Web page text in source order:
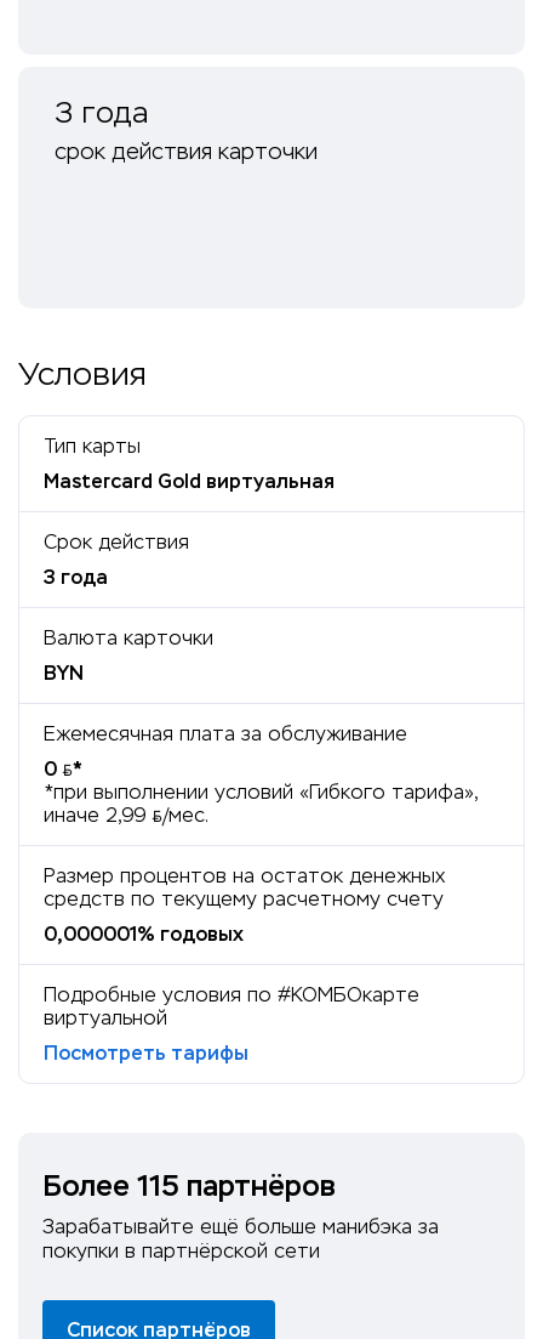
3 года
срок действия карточки
Условия
Тип карты
Mastercard Gold виртуальная
Срок действия
3 года
Валюта карточки
BYN
Ежемесячная плата за обслуживание
0 BYN*
*при выполнении условий «Гибкого тарифа»,
иначе 2,99 BYN/мес.
Размер процентов на остаток денежных
средств по текущему расчетному счету
0,000001% годовых
Подробные условия по #КОМБОкарте
виртуальной
Посмотреть тарифы
Более 115 партнёров
Зарабатывайте ещё больше манибэка за
покупки в партнёрской сети
Список партнёров